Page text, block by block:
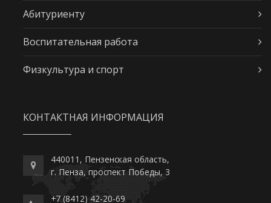
Абитуриенту
Воспитательная работа
Физкультура и спорт
КОНТАКТНАЯ ИНФОРМАЦИЯ
440011, Пензенская область,
г. Пенза, проспект Победы, 3
+7 (8412) 42-20-69